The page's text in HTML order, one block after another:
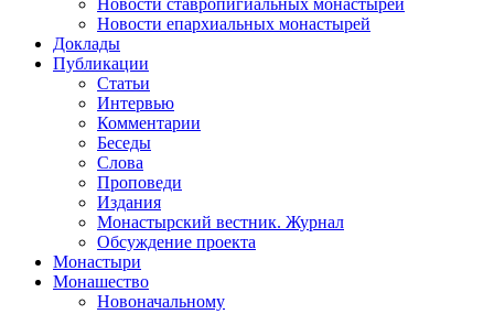
Новости ставропигиальных монастырей
Новости епархиальных монастырей
Доклады
Публикации
Статьи
Интервью
Комментарии
Беседы
Слова
Проповеди
Издания
Монастырский вестник. Журнал
Обсуждение проекта
Монастыри
Монашество
Новоначальному